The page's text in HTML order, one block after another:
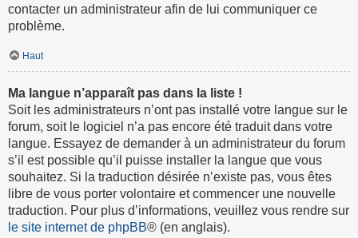
contacter un administrateur afin de lui communiquer ce
problème.
Haut
Ma langue n’apparaît pas dans la liste !
Soit les administrateurs n’ont pas installé votre langue sur le
forum, soit le logiciel n’a pas encore été traduit dans votre
langue. Essayez de demander à un administrateur du forum
s’il est possible qu’il puisse installer la langue que vous
souhaitez. Si la traduction désirée n’existe pas, vous êtes
libre de vous porter volontaire et commencer une nouvelle
traduction. Pour plus d’informations, veuillez vous rendre sur
le site internet de phpBB® (en anglais).